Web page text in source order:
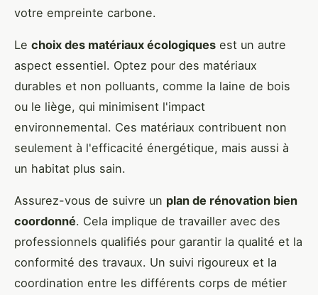
votre empreinte carbone.
Le choix des matériaux écologiques est un autre
aspect essentiel. Optez pour des matériaux
durables et non polluants, comme la laine de bois
ou le liège, qui minimisent l'impact
environnemental. Ces matériaux contribuent non
seulement à l'efficacité énergétique, mais aussi à
un habitat plus sain.
Assurez-vous de suivre un plan de rénovation bien
coordonné. Cela implique de travailler avec des
professionnels qualifiés pour garantir la qualité et la
conformité des travaux. Un suivi rigoureux et la
coordination entre les différents corps de métier